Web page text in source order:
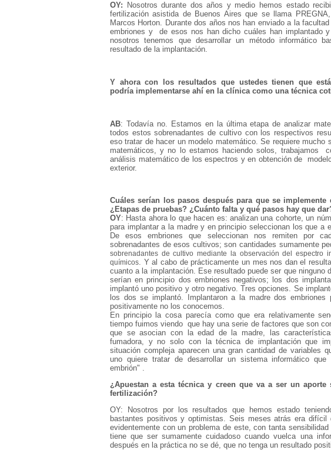
OY: Nosotros durante dos años y medio hemos estado
fertilización asistida de Buenos Aires que se llama
Marcos Horton. Durante dos años nos han enviado a la
embriones y de esos nos han dicho cuáles han implantado
nosotros tenemos que desarrollar un método informático
resultado de la implantación.
Y ahora con los resultados que ustedes tienen que
podría implementarse ahí en la clínica como una técnica
AB: Todavía no. Estamos en la última etapa de analizar
todos estos sobrenadantes de cultivo con los respectivos
eso tratar de hacer un modelo matemático. Se requiere mucho
matemáticos, y no lo estamos haciendo solos, trabajamos
análisis matemático de los espectros y en obtención de
exterior.
Cuáles serían los pasos después para que se implemente
¿Etapas de pruebas? ¿Cuánto falta y qué pasos hay que
OY: Hasta ahora lo que hacen es: analizan una cohorte, un
para implantar a la madre y en principio seleccionan los que a
De esos embriones que seleccionan nos remiten por
sobrenadantes de esos cultivos; son cantidades sumamente
sobrenadantes de cultivo mediante la observación del espectro
químicos. Y al cabo de prácticamente un mes nos dan el
cuanto a la implantación. Ese resultado puede ser que ninguno
serían en principio dos embriones negativos; los dos
implantó uno positivo y otro negativo. Tres opciones. Se
los dos se implantó. Implantaron a la madre dos
positivamente no los conocemos.
En principio la cosa parecía como que era relativamente
tiempo fuimos viendo que hay una serie de factores que son
que se asocian con la edad de la madre, las
fumadora, y no solo con la técnica de implantación que
situación compleja aparecen una gran cantidad de variables
uno quiere tratar de desarrollar un sistema informático
embrión" .
¿Apuestan a esta técnica y creen que va a ser un
fertilización?
OY: Nosotros por los resultados que hemos estado
bastantes positivos y optimistas. Seis meses atrás era
evidentemente con un problema de este, con tanta
tiene que ser sumamente cuidadoso cuando vuelca una
después en la práctica no se dé, que no tenga un resultado